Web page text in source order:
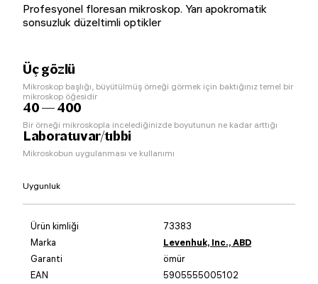
Profesyonel floresan mikroskop. Yarı apokromatik
sonsuzluk düzeltimli optikler
Üç gözlü
Mikroskop başlığı, büyütülmüş örneği görmek için baktığınız temel bir
mikroskop öğesidir
40 — 400
Bir örneği mikroskopla incelediğinizde boyutunun ne kadar arttığı
Laboratuvar/tıbbi
Mikroskobun uygulanması ve kullanımı
Uygunluk
Ürün kimliği
73383
Marka
Levenhuk, Inc., ABD
Garanti
ömür
EAN
5905555005102